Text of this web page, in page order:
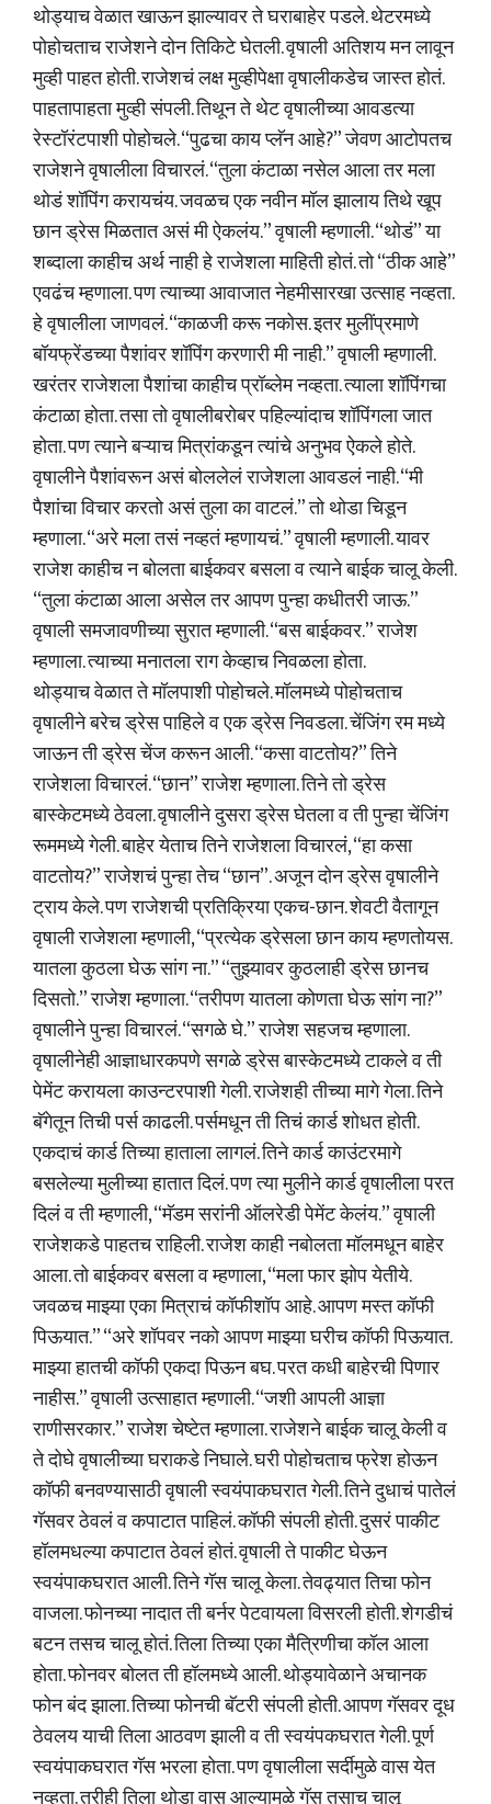
थोड्याच वेळात खाऊन झाल्यावर ते घराबाहेर पडले. थेटरमध्ये
पोहोचताच राजेशने दोन तिकिटे घेतली. वृषाली अतिशय मन लावून
मुव्ही पाहत होती. राजेशचं लक्ष मुव्हीपेक्षा वृषालीकडेच जास्त होतं.
पाहतापाहता मुव्ही संपली. तिथून ते थेट वृषालीच्या आवडत्या
रेस्टॉरंटपाशी पोहोचले. “पुढचा काय प्लॅन आहे?” जेवण आटोपतच
राजेशने वृषालीला विचारलं. “तुला कंटाळा नसेल आला तर मला
थोडं शॉपिंग करायचंय. जवळच एक नवीन मॉल झालाय तिथे खूप
छान ड्रेस मिळतात असं मी ऐकलंय.” वृषाली म्हणाली. “थोडं” या
शब्दाला काहीच अर्थ नाही हे राजेशला माहिती होतं. तो “ठीक आहे”
एवढंच म्हणाला. पण त्याच्या आवाजात नेहमीसारखा उत्साह नव्हता.
हे वृषालीला जाणवलं. “काळजी करू नकोस. इतर मुलींप्रमाणे
बॉयफ्रेंडच्या पैशांवर शॉपिंग करणारी मी नाही.” वृषाली म्हणाली.
खरंतर राजेशला पैशांचा काहीच प्रॉब्लेम नव्हता. त्याला शॉपिंगचा
कंटाळा होता. तसा तो वृषालीबरोबर पहिल्यांदाच शॉपिंगला जात
होता. पण त्याने बऱ्याच मित्रांकडून त्यांचे अनुभव ऐकले होते.
वृषालीने पैशांवरून असं बोललेलं राजेशला आवडलं नाही. “मी
पैशांचा विचार करतो असं तुला का वाटलं.” तो थोडा चिडून
म्हणाला. “अरे मला तसं नव्हतं म्हणायचं.” वृषाली म्हणाली. यावर
राजेश काहीच न बोलता बाईकवर बसला व त्याने बाईक चालू केली.
“तुला कंटाळा आला असेल तर आपण पुन्हा कधीतरी जाऊ.”
वृषाली समजावणीच्या सुरात म्हणाली. “बस बाईकवर.” राजेश
म्हणाला. त्याच्या मनातला राग केव्हाच निवळला होता.
थोड्याच वेळात ते मॉलपाशी पोहोचले. मॉलमध्ये पोहोचताच
वृषालीने बरेच ड्रेस पाहिले व एक ड्रेस निवडला. चेंजिंग रम मध्ये
जाऊन ती ड्रेस चेंज करून आली. “कसा वाटतोय?” तिने
राजेशला विचारलं. “छान” राजेश म्हणाला. तिने तो ड्रेस
बास्केटमध्ये ठेवला. वृषालीने दुसरा ड्रेस घेतला व ती पुन्हा चेंजिंग
रूममध्ये गेली. बाहेर येताच तिने राजेशला विचारलं, “हा कसा
वाटतोय?” राजेशचं पुन्हा तेच “छान”. अजून दोन ड्रेस वृषालीने
ट्राय केले. पण राजेशची प्रतिक्रिया एकच-छान. शेवटी वैतागून
वृषाली राजेशला म्हणाली, “प्रत्येक ड्रेसला छान काय म्हणतोयस.
यातला कुठला घेऊ सांग ना.” “तुझ्यावर कुठलाही ड्रेस छानच
दिसतो.” राजेश म्हणाला. “तरीपण यातला कोणता घेऊ सांग ना?”
वृषालीने पुन्हा विचारलं. “सगळे घे.” राजेश सहजच म्हणाला.
वृषालीनेही आज्ञाधारकपणे सगळे ड्रेस बास्केटमध्ये टाकले व ती
पेमेंट करायला काउन्टरपाशी गेली. राजेशही तीच्या मागे गेला. तिने
बॅगेतून तिची पर्स काढली. पर्समधून ती तिचं कार्ड शोधत होती.
एकदाचं कार्ड तिच्या हाताला लागलं. तिने कार्ड काउंटरमागे
बसलेल्या मुलीच्या हातात दिलं. पण त्या मुलीने कार्ड वृषालीला परत
दिलं व ती म्हणाली, “मॅडम सरांनी ऑलरेडी पेमेंट केलंय.” वृषाली
राजेशकडे पाहतच राहिली. राजेश काही नबोलता मॉलमधून बाहेर
आला. तो बाईकवर बसला व म्हणाला, “मला फार झोप येतीये.
जवळच माझ्या एका मित्राचं कॉफीशॉप आहे. आपण मस्त कॉफी
पिऊयात.” “अरे शॉपवर नको आपण माझ्या घरीच कॉफी पिऊयात.
माझ्या हातची कॉफी एकदा पिऊन बघ. परत कधी बाहेरची पिणार
नाहीस.” वृषाली उत्साहात म्हणाली. “जशी आपली आज्ञा
राणीसरकार.” राजेश चेष्टेत म्हणाला. राजेशने बाईक चालू केली व
ते दोघे वृषालीच्या घराकडे निघाले. घरी पोहोचताच फ्रेश होऊन
कॉफी बनवण्यासाठी वृषाली स्वयंपाकघरात गेली. तिने दुधाचं पातेलं
गॅसवर ठेवलं व कपाटात पाहिलं. कॉफी संपली होती. दुसरं पाकीट
हॉलमधल्या कपाटात ठेवलं होतं. वृषाली ते पाकीट घेऊन
स्वयंपाकघरात आली. तिने गॅस चालू केला. तेवढ्यात तिचा फोन
वाजला. फोनच्या नादात ती बर्नर पेटवायला विसरली होती. शेगडीचं
बटन तसच चालू होतं. तिला तिच्या एका मैत्रिणीचा कॉल आला
होता. फोनवर बोलत ती हॉलमध्ये आली. थोड्यावेळाने अचानक
फोन बंद झाला. तिच्या फोनची बॅटरी संपली होती. आपण गॅसवर दूध
ठेवलय याची तिला आठवण झाली व ती स्वयंपकघरात गेली. पूर्ण
स्वयंपाकघरात गॅस भरला होता. पण वृषालीला सर्दीमुळे वास येत